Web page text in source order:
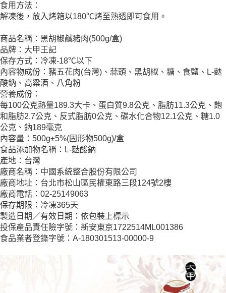
食用方法：
解凍後，放入烤箱以180℃烤至熟透即可食用。
商品名稱：黑胡椒鹹豬肉(500g/盒)
品牌：大甲王記
保存方式：冷凍-18℃以下
內容物成份：豬五花肉(台灣)、蒜頭、黑胡椒、糖、食鹽、L-麩
酸鈉、高粱酒、八角粉
營養成份：
每100公克熱量189.3大卡、蛋白質9.8公克、脂肪11.3公克、飽
和脂肪2.7公克、反式脂肪0公克、碳水化合物12.1公克、糖1.0
公克、鈉189毫克
內容量：500g±5%(固形物500g)/盒
食品添加物名稱：L-麩酸鈉
產地：台灣
廠商名稱：中國系統整合股份有限公司
廠商地址：台北市松山區民權東路三段124號2樓
廠商電話：02-25149063
保存期限：冷凍365天
製造日期／有效日期：依包裝上標示
投保產品責任險字號：新安東京1722514ML001386
食品業者登錄字號：A-180301513-00000-9